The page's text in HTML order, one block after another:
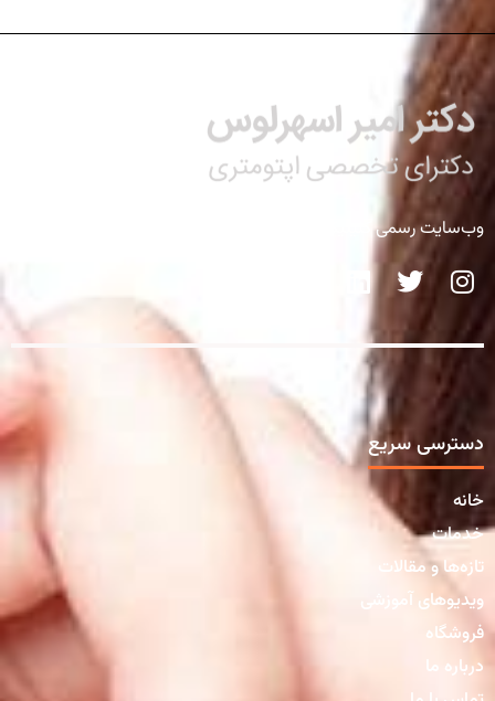
وب‌سایت رسمی کلینیک تخصصی دکتر اسهرلوس
دسترسی سریع
خانه
خدمات
تازه‌ها و مقالات
ویدیوهای آموزشی
فروشگاه
درباره ما